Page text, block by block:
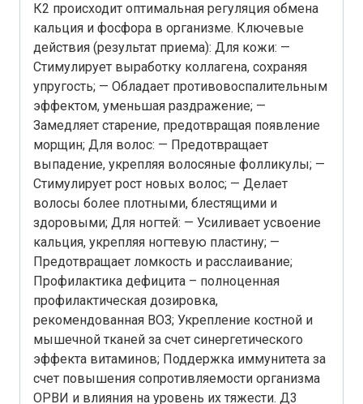
К2 происходит оптимальная регуляция обмена
кальция и фосфора в организме. Ключевые
действия (результат приема): Для кожи: —
Стимулирует выработку коллагена, сохраняя
упругость; — Обладает противовоспалительным
эффектом, уменьшая раздражение; —
Замедляет старение, предотвращая появление
морщин; Для волос: — Предотвращает
выпадение, укрепляя волосяные фолликулы; —
Стимулирует рост новых волос; — Делает
волосы более плотными, блестящими и
здоровыми; Для ногтей: — Усиливает усвоение
кальция, укрепляя ногтевую пластину; —
Предотвращает ломкость и расслаивание;
Профилактика дефицита – полноценная
профилактическая дозировка,
рекомендованная ВОЗ; Укрепление костной и
мышечной тканей за счет синергетического
эффекта витаминов; Поддержка иммунитета за
счет повышения сопротивляемости организма
ОРВИ и влияния на уровень их тяжести. Д3